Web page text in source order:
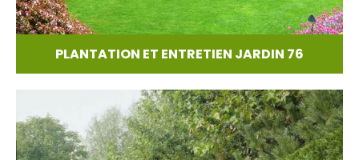
PLANTATION ET ENTRETIEN JARDIN 76